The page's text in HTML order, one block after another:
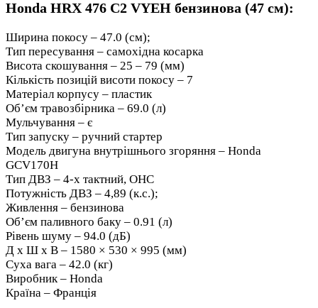
Honda HRX 476 C2 VYEH бензинова (47 см):
Ширина покосу – 47.0 (см);
Тип пересування – самохідна косарка
Висота скошування – 25 – 79 (мм)
Кількість позицій висоти покосу – 7
Матеріал корпусу – пластик
Об’єм травозбірника – 69.0 (л)
Мульчування – є
Тип запуску – ручний стартер
Модель двигуна внутрішнього згоряння – Honda
GCV170H
Тип ДВЗ – 4-х тактний, OHC
Потужність ДВЗ – 4,89 (к.с.);
Живлення – бензинова
Об’єм паливного баку – 0.91 (л)
Рівень шуму – 94.0 (дБ)
Д x Ш x В – 1580 × 530 × 995 (мм)
Суха вага – 42.0 (кг)
Виробник – Honda
Країна – Франція